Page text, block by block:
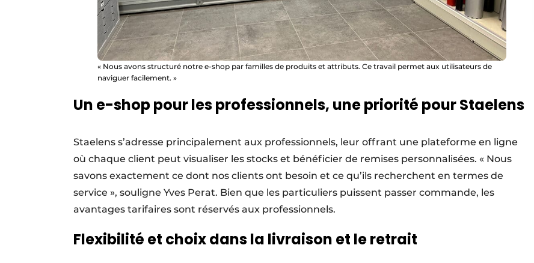
« Nous avons structuré notre e-shop par familles de produits et attributs. Ce travail permet aux utilisateurs de
naviguer facilement. »
Un e-shop pour les professionnels, une priorité pour Staelens
Staelens s’adresse principalement aux professionnels, leur offrant une plateforme en ligne
où chaque client peut visualiser les stocks et bénéficier de remises personnalisées. « Nous
savons exactement ce dont nos clients ont besoin et ce qu’ils recherchent en termes de
service », souligne Yves Perat. Bien que les particuliers puissent passer commande, les
avantages tarifaires sont réservés aux professionnels.
Flexibilité et choix dans la livraison et le retrait